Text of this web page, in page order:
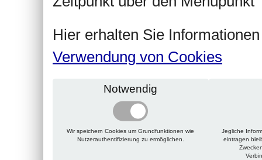
Hier erhalten Sie
Verwendung von Cookies
Notwendig
Wir speichern Cookies um Grundfunktionen wie
Nutzerauthentifizierung zu ermöglichen.
Jegliche
eintragen